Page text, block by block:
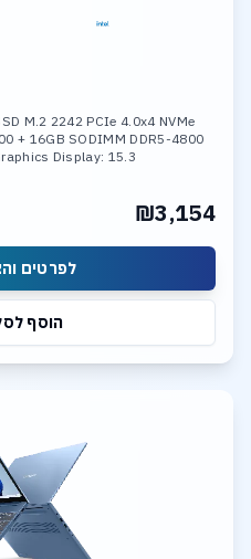
M.2 2242 PCIe 4.0x4 NVMe
+ 16GB SODIMM DDR5-4800
Display: 15.3
₪3,154
לפרטים
הוסף